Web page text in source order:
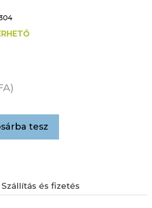
tesz
Szállítás és fizetés